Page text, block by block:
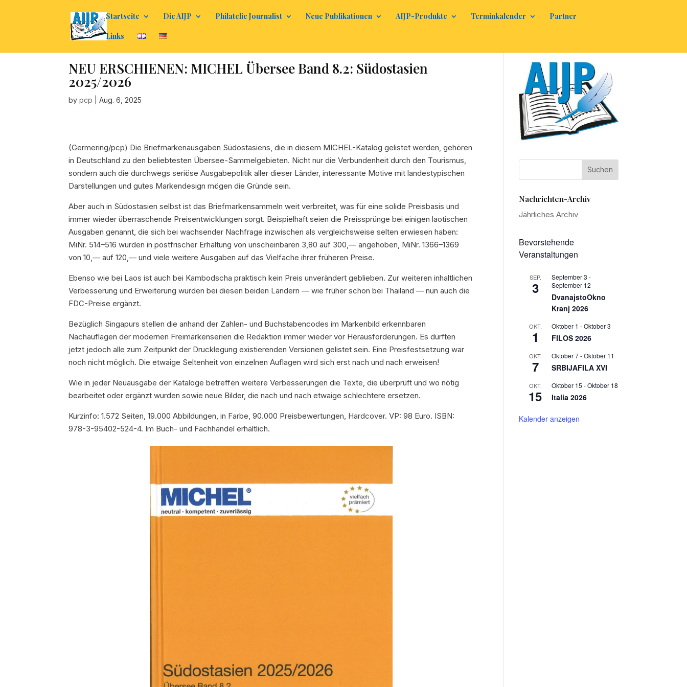
Startseite Die AIJP Philatelic Journalist Neue Publikationen AIJP-Produkte Terminkalender Partner
Links
NEU ERSCHIENEN: MICHEL Übersee Band 8.2: Südostasien
2025/2026
bypcp |Aug. 6, 2025
(Germering/pcp) Die Briefmarkenausgaben Südostasiens, die in diesem MICHEL-Katalog gelistet werden, gehören
in Deutschland zu den beliebtesten Übersee-Sammelgebieten. Nicht nur die Verbundenheit durch den Tourismus,
sondern auch die durchwegs seriöse Ausgabepolitik aller dieser Länder, interessante Motive mit landestypischen
Darstellungen und gutes Markendesign mögen die Gründe sein.
Aber auch in Südostasien selbst ist das Briefmarkensammeln weit verbreitet, was für eine solide Preisbasis und
immer wieder überraschende Preisentwicklungen sorgt. Beispielhaft seien die Preissprünge bei einigen laotischen
Ausgaben genannt, die sich bei wachsender Nachfrage inzwischen als vergleichsweise selten erwiesen haben:
MiNr. 514–516 wurden in postfrischer Erhaltung von unscheinbaren 3,80 auf 300,— angehoben, MiNr. 1366–1369
von 10,— auf 120,— und viele weitere Ausgaben auf das Vielfache ihrer früheren Preise.
Ebenso wie bei Laos ist auch bei Kambodscha praktisch kein Preis unverändert geblieben. Zur weiteren inhaltlichen
Verbesserung und Erweiterung wurden bei diesen beiden Ländern — wie früher schon bei Thailand — nun auch die
FDC-Preise ergänzt.
Bezüglich Singapurs stellen die anhand der Zahlen- und Buchstabencodes im Markenbild erkennbaren
Nachauflagen der modernen Freimarkenserien die Redaktion immer wieder vor Herausforderungen. Es dürften
jetzt jedoch alle zum Zeitpunkt der Drucklegung existierenden Versionen gelistet sein. Eine Preisfestsetzung war
noch nicht möglich. Die etwaige Seltenheit von einzelnen Auflagen wird sich erst nach und nach erweisen!
Wie in jeder Neuausgabe der Kataloge betreffen weitere Verbesserungen die Texte, die überprüft und wo nötig
bearbeitet oder ergänzt wurden sowie neue Bilder, die nach und nach etwaige schlechtere ersetzen.
Kurzinfo: 1.572 Seiten, 19.000 Abbildungen, in Farbe, 90.000 Preisbewertungen, Hardcover. VP: 98 Euro. ISBN:
978-3-95402-524-4. Im Buch- und Fachhandel erhältlich.
Nachrichten-Archiv
Jährliches Archiv
Bevorstehende
Veranstaltungen
SEP.
3
September 3 -
September 12
DvanajstoOkno
Kranj 2026
OKT.
1
Oktober 1 -Oktober 3
FILOS 2026
OKT.
7
Oktober 7-Oktober 11
SRBIJAFILA XVI
OKT.
15
Oktober 15 -Oktober 18
Italia 2026
Kalender anzeigen